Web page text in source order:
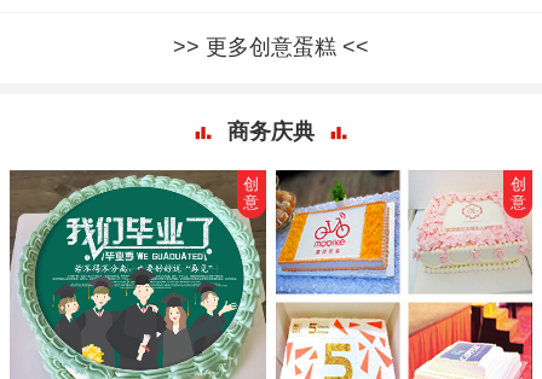
更多创意蛋糕
商务庆典
创
意
创
意